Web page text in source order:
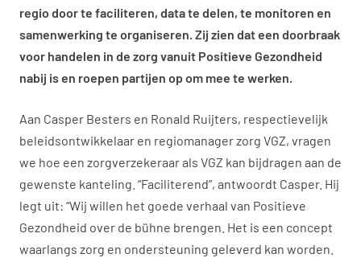
regio door te faciliteren, data te delen, te monitoren en
samenwerking te organiseren. Zij zien dat een doorbraak
voor handelen in de zorg vanuit Positieve Gezondheid
nabij is en roepen partijen op om mee te werken.
Aan Casper Besters en Ronald Ruijters, respectievelijk
beleidsontwikkelaar en regiomanager zorg VGZ, vragen
we hoe een zorgverzekeraar als VGZ kan bijdragen aan de
gewenste kanteling. “Faciliterend”, antwoordt Casper. Hij
legt uit: “Wij willen het goede verhaal van Positieve
Gezondheid over de bühne brengen. Het is een concept
waarlangs zorg en ondersteuning geleverd kan worden.